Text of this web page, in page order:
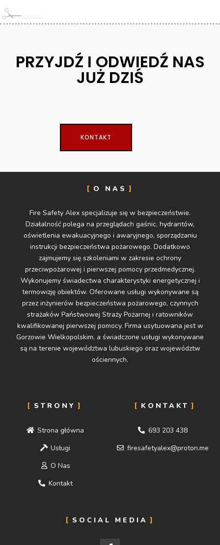
PRZYJDŹ I ODWIEDŹ NAS
JUŻ DZIŚ
KONTAKT
O NAS
Fire Safety Alex specjalizuje się w bezpieczeństwie.
Działalność polega na przeglądach gaśnic, hydrantów,
oświetlenia ewakuacyjnego i awaryjnego, sporządzaniu
instrukcji bezpieczeństwa pożarowego. Dodatkowo
zajmujemy się szkoleniami w zakresie ochrony
przeciwpożarowej i pierwszej pomocy przedmedycznej.
Wykonujemy świadectwa charakterystyki energetycznej i
termowizję obiektów. Oferowane usługi wykonywane są
przez inżynierów bezpieczeństwa pożarowego, czynnych
strażaków Państwowej Straży Pożarnej i ratowników
kwalifikowanej pierwszej pomocy. Firma usytuowana jest w
Gorzowie Wielkopolskim, a świadczone usługi wykonywane
są na terenie województwa lubuskiego oraz województw
ościennych.
STRONY
Strona główna
Usługi
O Nas
Kontakt
KONTAKT
693 203 438
firesafetyalex@proton.me
SOCIAL MEDIA